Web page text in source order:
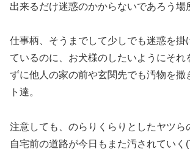
出来るだけ迷惑のかからないであろう場
仕事柄、そうまでして少しでも迷惑を掛
ているのに、お犬様のしたいようにそれ
ずに他人の家の前や玄関先でも汚物を撒
ト達。
注意しても、のらりくらりとしたヤツら
自宅前の道路が今日もまた汚されていく